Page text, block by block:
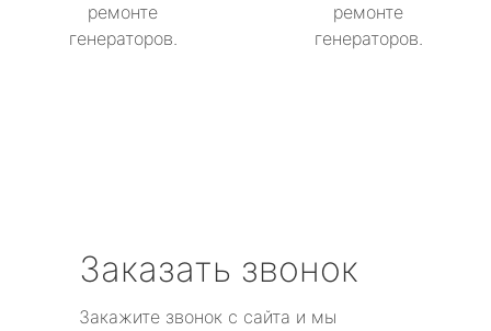
ремонте
генераторов.
ремонте
генераторов.
Заказать звонок
Закажите звонок с сайта и мы